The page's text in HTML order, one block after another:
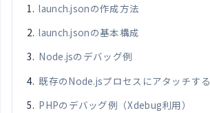
launch.jsonの作成方法
launch.jsonの基本構成
Node.jsのデバッグ例
既存のNode.jsプロセスにアタッチする
PHPのデバッグ例（Xdebug利用）